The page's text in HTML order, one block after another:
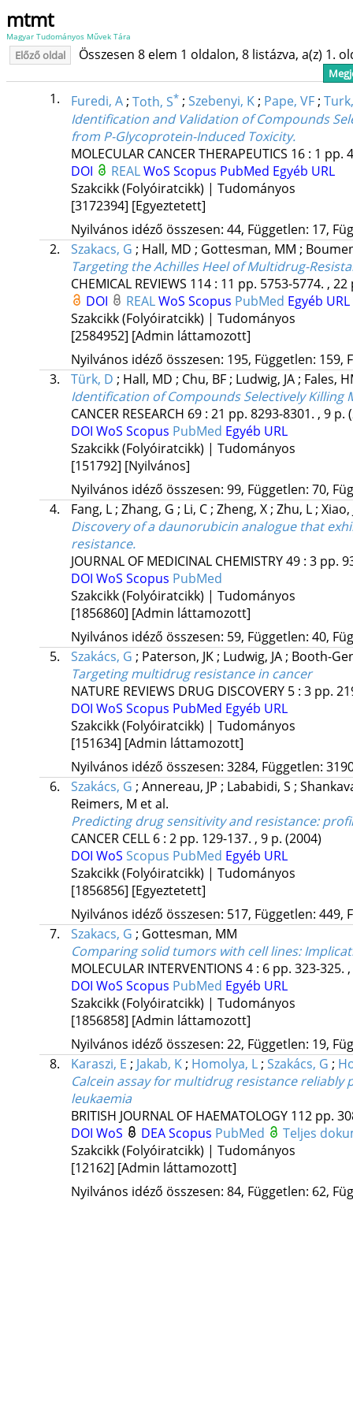
mtmt
Magyar Tudományos Művek Tára
Előző oldal Összesen 8 elem 1 oldalon, 8 listázva, a(z) 1.
1. Furedi, A; Toth, S* ; Szebenyi, K; Pape, VF;
Identification and Validation of Compounds
from P-Glycoprotein-Induced Toxicity.
MOLECULAR CANCER THERAPEUTICS 16: 1 pp.
DOI
REALWoS Scopus PubMed Egyéb URL
Szakcikk (Folyóiratcikk) | Tudományos
[3172394] [Egyeztetett]
Nyilvános idéző összesen: 44, Független: 17,
2.
Szakacs, G ; Hall, MD ; Gottesman, MM ;
Targeting the Achilles Heel of Multidrug-
CHEMICAL REVIEWS 114: 11 pp. 5753-5774. ,
DOI
REALWoS Scopus PubMed Egyéb URL
Szakcikk (Folyóiratcikk) | Tudományos
[2584952] [Admin láttamozott]
Nyilvános idéző összesen: 195, Független: 159,
3.
Türk, D ; Hall, MD ; Chu, BF ; Ludwig, JA ; Fales,
Identification of Compounds Selectively Killing
CANCER RESEARCH 69: 21 pp. 8293-8301. , 9 p.
DOI WoS Scopus PubMed Egyéb URL
Szakcikk (Folyóiratcikk) | Tudományos
[151792] [Nyilvános]
Nyilvános idéző összesen: 99, Független: 70,
4.
Fang, L ; Zhang, G ; Li, C ; Zheng, X ; Zhu, L ; Xiao,
Discovery of a daunorubicin analogue that
resistance.
JOURNAL OF MEDICINAL CHEMISTRY49: 3 pp.
DOI WoS Scopus PubMed
Szakcikk (Folyóiratcikk) | Tudományos
[1856860] [Admin láttamozott]
Nyilvános idéző összesen: 59, Független: 40,
5.
Szakács, G ; Paterson, JK ; Ludwig, JA ; Booth-
Targeting multidrug resistance in cancer
NATURE REVIEWS DRUG DISCOVERY 5: 3 pp.
DOI WoS Scopus PubMed Egyéb URL
Szakcikk (Folyóiratcikk) | Tudományos
[151634] [Admin láttamozott]
Nyilvános idéző összesen: 3284, Független:
6.
Szakács, G ; Annereau, JP ; Lababidi, S ;
Reimers, M et al.
Predicting drug sensitivity and resistance:
CANCER CELL 6: 2 pp. 129-137. , 9 p. (2004)
DOI WoS Scopus PubMed Egyéb URL
Szakcikk (Folyóiratcikk) | Tudományos
[1856856] [Egyeztetett]
Nyilvános idéző összesen: 517, Független: 449,
7.
Szakacs, G ; Gottesman, MM
Comparing solid tumors with cell lines:
MOLECULAR INTERVENTIONS 4: 6 pp. 323-325.
DOI WoS Scopus PubMed Egyéb URL
Szakcikk (Folyóiratcikk) | Tudományos
[1856858] [Admin láttamozott]
Nyilvános idéző összesen: 22, Független: 19,
8.
Karaszi, E ; Jakab, K ; Homolya, L ; Szakács, G ;
Calcein assay for multidrug resistance
leukaemia
BRITISH JOURNAL OF HAEMATOLOGY 112 pp.
DOI WoS DEAScopus PubMed
Teljes
Szakcikk (Folyóiratcikk) | Tudományos
[12162] [Admin láttamozott]
Nyilvános idéző összesen: 84, Független: 62,